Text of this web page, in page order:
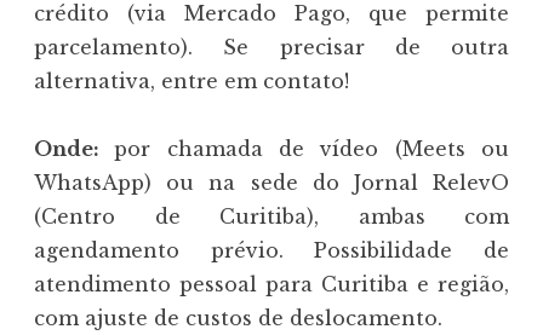
crédito (via Mercado Pago, que permite
parcelamento). Se precisar de outra
alternativa, entre em contato!
Onde:por chamada de vídeo (Meets ou
WhatsApp) ou na sede do Jornal RelevO
(Centro de Curitiba), ambas com
agendamento prévio. Possibilidade de
atendimento pessoal para Curitiba e região,
com ajuste de custos de deslocamento.